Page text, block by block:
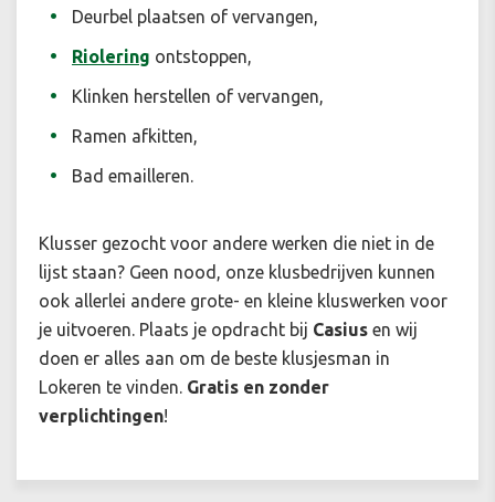
Deurbel plaatsen of vervangen,
Riolering ontstoppen,
Klinken herstellen of vervangen,
Ramen afkitten,
Bad emailleren.
Klusser gezocht voor andere werken die niet in de
lijst staan? Geen nood, onze klusbedrijven kunnen
ook allerlei andere grote- en kleine kluswerken voor
je uitvoeren. Plaats je opdracht bij Casius en wij
doen er alles aan om de beste klusjesman in
Lokeren te vinden. Gratis en zonder
verplichtingen!